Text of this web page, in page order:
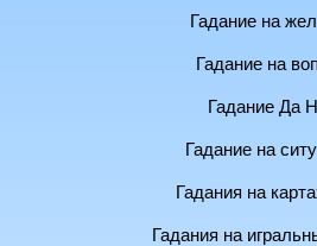
Гадание на
Гадание на
Гадание Да
Гадание на
Гадания на
Гадания на